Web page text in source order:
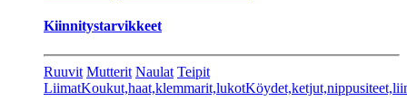
Kiinnitystarvikkeet
Ruuvit Mutterit Naulat Teipit
LiimatKoukut,haat,klemmarit,lukot